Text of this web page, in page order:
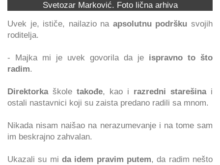
Svetozar Marković. Foto lična arhiva
Uvek je, ističe, nailazio na apsolutnu podrškusvojih
roditelja.
- Majka mi je uvek govorila da je ispravno to što
radim.
Direktorkaškole takođe, kao i razredni starešinai
ostali nastavnici koji su zaista predano radili sa mnom.
Nikada nisam naišao na nerazumevanje i na tome sam
im beskrajno zahvalan.
Ukazali su mi da idem pravim putem, da radim nešto